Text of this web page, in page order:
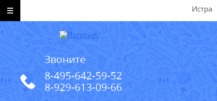
Истра
Звоните
8-495-642-59-52
8-929-613-09-66